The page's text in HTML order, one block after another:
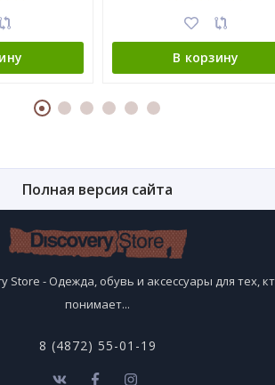
В корзину
Полная версия сайта
Store - Одежда, обувь и аксессуары для тех,
понимает...
8 (4872) 55-01-19